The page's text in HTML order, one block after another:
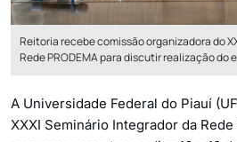
Reitoria recebe comissão organizadora do
Rede PRODEMA para discutir realização do
A Universidade Federal do Piauí
XXXI Seminário Integrador da